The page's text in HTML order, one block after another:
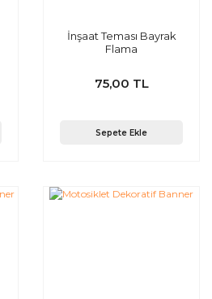
İnşaat Teması Bayrak
Flama
75,00 TL
Sepete Ekle